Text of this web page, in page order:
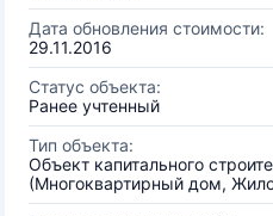
Дата обновления стоимости:
29.11.2016
Статус объекта:
Ранее учтенный
Тип объекта:
Объект капитального
(Многоквартирный дом,